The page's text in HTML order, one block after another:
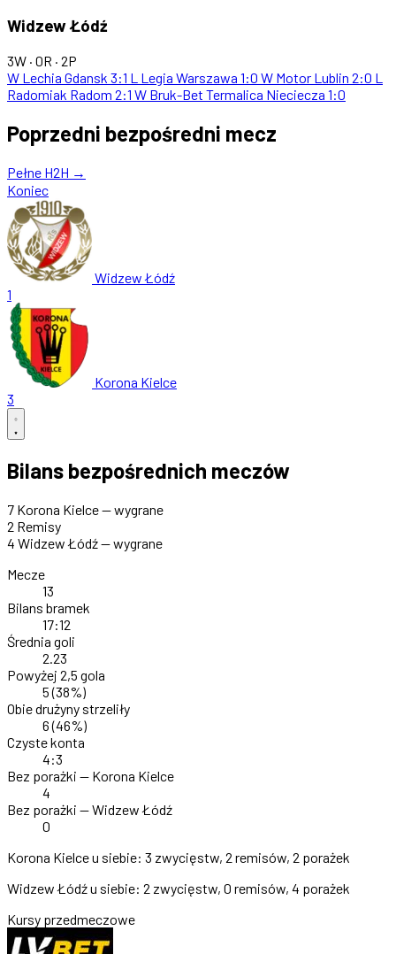
Widzew Łódź
3W · 0R · 2P
W Lechia Gdansk 3:1 L Legia Warszawa 1:0 W Motor Lublin 2:0 L
Radomiak Radom 2:1 W Bruk-Bet Termalica Nieciecza 1:0
Poprzedni bezpośredni mecz
Pełne H2H →
Koniec
Widzew Łódź
1
Korona Kielce
3
Bilans bezpośrednich meczów
7 Korona Kielce — wygrane
2 Remisy
4 Widzew Łódź — wygrane
Mecze
13
Bilans bramek
17:12
Średnia goli
2.23
Powyżej 2,5 gola
5(38%)
Obie drużyny strzeliły
6(46%)
Czyste konta
4:3
Bez porażki — Korona Kielce
4
Bez porażki — Widzew Łódź
0
Korona Kielce u siebie: 3 zwycięstw, 2 remisów, 2 porażek
Widzew Łódź u siebie: 2 zwycięstw, 0 remisów, 4 porażek
Kursy przedmeczowe